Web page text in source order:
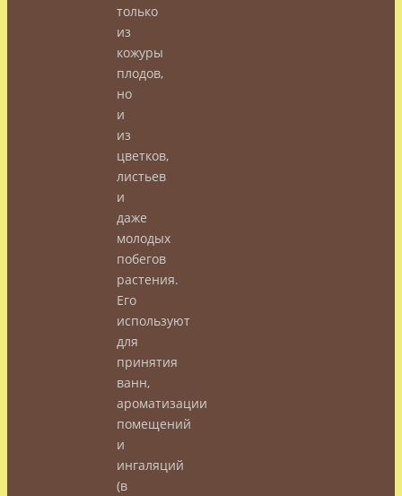
только
из
кожуры
плодов,
но
и
из
цветков,
листьев
и
даже
молодых
побегов
растения.
Его
используют
для
принятия
ванн,
ароматизации
помещений
и
ингаляций
(в